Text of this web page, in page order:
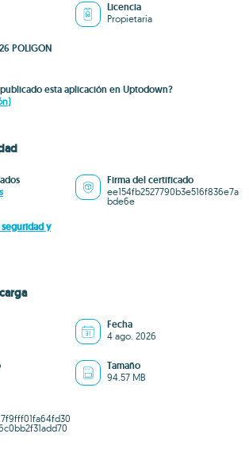
Licencia
Propietaria
POLIGON
esta aplicación en Uptodown?
Firma del certificado
ee154fb2527790b3e516f836e7a
bde6e
y
Fecha
4 ago. 2026
Tamaño
94.57 MB